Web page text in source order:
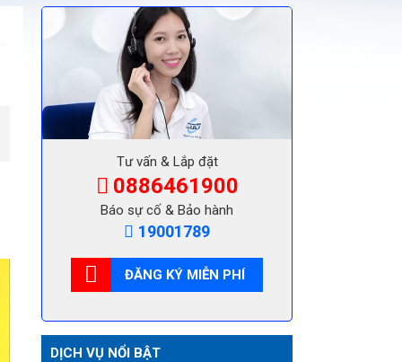
Tư vấn & Lắp đặt
0886461900
Báo sự cố & Bảo hành
19001789
ĐĂNG KÝ MIỄN PHÍ
DỊCH VỤ NỔI BẬT